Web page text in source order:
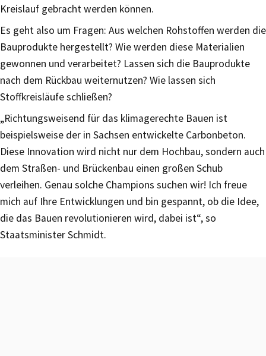
Kreislauf gebracht werden können.
Es geht also um Fragen: Aus welchen Rohstoffen werden die
Bauprodukte hergestellt? Wie werden diese Materialien
gewonnen und verarbeitet? Lassen sich die Bauprodukte
nach dem Rückbau weiternutzen? Wie lassen sich
Stoffkreisläufe schließen?
„Richtungsweisend für das klimagerechte Bauen ist
beispielsweise der in Sachsen entwickelte Carbonbeton.
Diese Innovation wird nicht nur dem Hochbau, sondern auch
dem Straßen- und Brückenbau einen großen Schub
verleihen. Genau solche Champions suchen wir! Ich freue
mich auf Ihre Entwicklungen und bin gespannt, ob die Idee,
die das Bauen revolutionieren wird, dabei ist“, so
Staatsminister Schmidt.